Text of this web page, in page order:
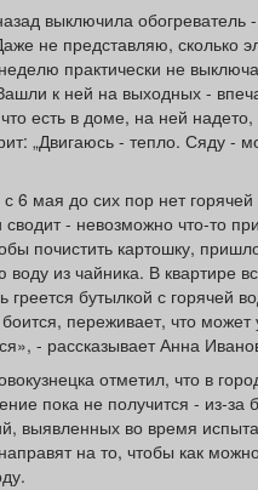
выключила обогреватель
не представляю, сколько
практически не
к ней на выходных -
есть в доме, на ней
„Двигаюсь - тепло. Сяду -
6 мая до сих пор нет
- невозможно что‑то
почистить картошку,
воду из чайника. В квартире
греется бутылкой с горячей
переживает, что может
- рассказывает Анна
отметил, что в
пока не получится - из‑за
выявленных во время
на то, чтобы как